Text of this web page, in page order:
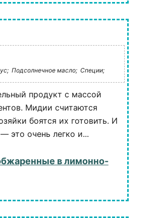
Подсолнечное масло; Специи;
продукт с массой
Мидии считаются
боятся их готовить. И
это очень легко и...
в лимонно-